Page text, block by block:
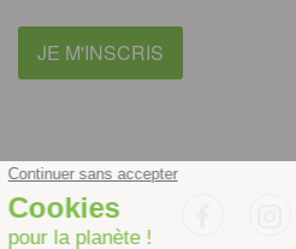
JE M'INSCRIS